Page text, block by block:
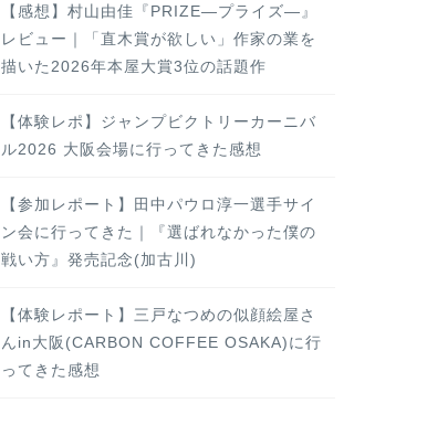
【感想】村山由佳『PRIZE―プライズ―』
レビュー｜「直木賞が欲しい」作家の業を
描いた2026年本屋大賞3位の話題作
【体験レポ】ジャンプビクトリーカーニバ
ル2026 大阪会場に行ってきた感想
【参加レポート】田中パウロ淳一選手サイ
ン会に行ってきた｜『選ばれなかった僕の
戦い方』発売記念(加古川)
【体験レポート】三戸なつめの似顔絵屋さ
んin大阪(CARBON COFFEE OSAKA)に行
ってきた感想